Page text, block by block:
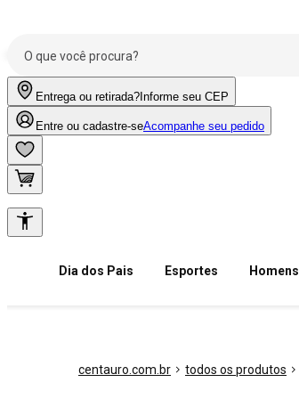
Entrega ou retirada? Informe seu CEP
Entre ou cadastre-seAcompanhe seu pedido
Dia dos Pais Esportes Homens
centauro.com.br todos os produtos